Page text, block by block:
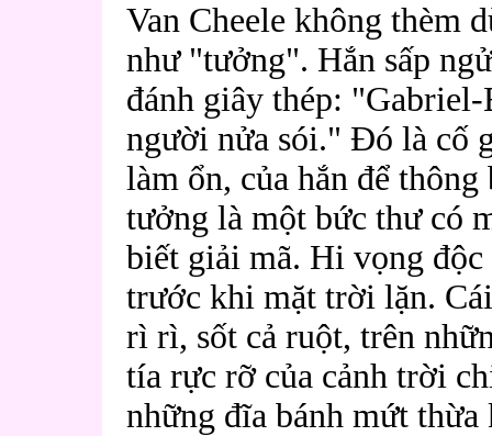
Van Cheele không thèm
như "tưởng". Hắn sấp
đánh giây thép:
người nửa sói." Đó là cố
làm ổn, của hắn để
tưởng là một bức thư có
biết giải mã. Hi vọng độc
trước khi mặt trời lặn.
rì rì, sốt cả ruột, trên
tía rực rỡ của cảnh trời
những đĩa bánh mứt thừa